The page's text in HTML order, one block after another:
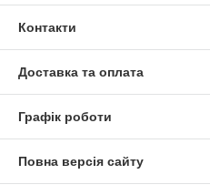
Контакти
Доставка та оплата
Графік роботи
Повна версія сайту